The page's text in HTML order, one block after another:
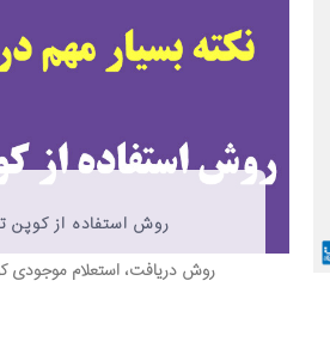
روش استفاده از کوپن
روش دریافت، استعلام